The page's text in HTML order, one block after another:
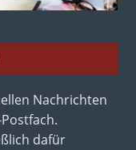
Nachrichten
dafür